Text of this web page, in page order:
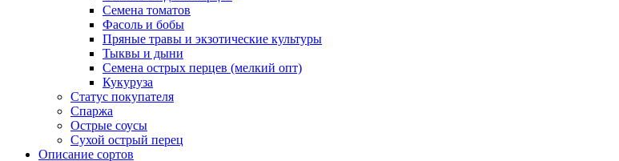
Семена томатов
Фасоль и бобы
Пряные травы и экзотические культуры
Тыквы и дыни
Семена острых перцев (мелкий опт)
Кукуруза
Статус покупателя
Спаржа
Острые соусы
Сухой острый перец
Описание сортов